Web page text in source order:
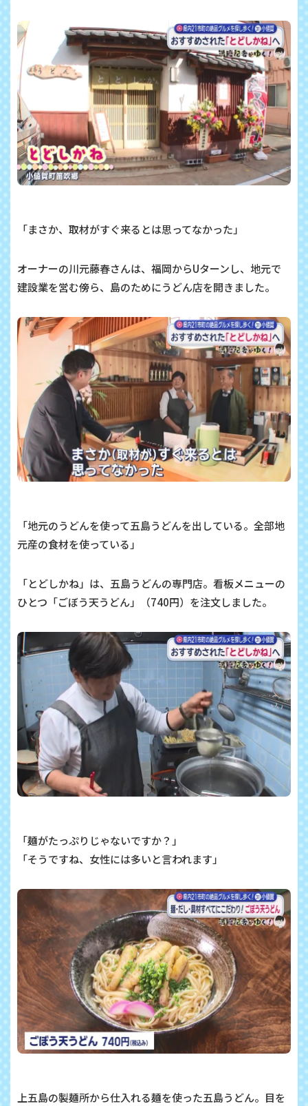
「まさか、取材がすぐ来るとは思ってなかった」
オーナーの川元藤春さんは、福岡からUターンし、地元で
建設業を営む傍ら、島のためにうどん店を開きました。
「地元のうどんを使って五島うどんを出している。全部地
元産の食材を使っている」
「とどしかね」は、五島うどんの専門店。看板メニューの
ひとつ「ごぼう天うどん」（740円）を注文しました。
「麺がたっぷりじゃないですか？」
「そうですね、女性には多いと言われます」
上五島の製麺所から仕入れる麺を使った五島うどん。目を